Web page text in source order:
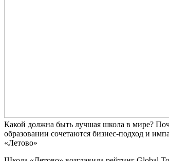
Какой должна быть лучшая школа в мире?
образовании сочетаются бизнес-подход и
«Летово»